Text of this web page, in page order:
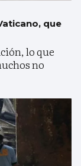
que
lo que
no